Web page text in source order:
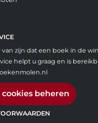
van zijn dat een boek in de
helpt u graag en is
cookies beheren